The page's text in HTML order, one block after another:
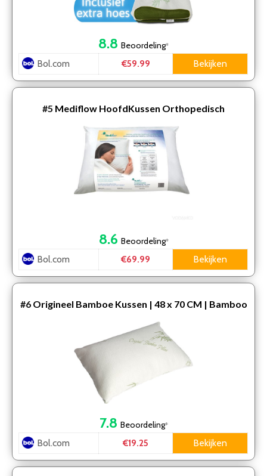
8.8 Beoordeling*
Bol.com €59.99 Bekijken
#5 Mediflow HoofdKussen Orthopedisch
Waterkussen – 50 x 70 cm
8.6 Beoordeling*
Bol.com €69.99 Bekijken
#6 Origineel Bamboe Kussen | 48 x 70 CM | Bamboo
kussen voor ideale nachtrust | Aanbevolen
7.8 Beoordeling*
Bol.com €19.25 Bekijken